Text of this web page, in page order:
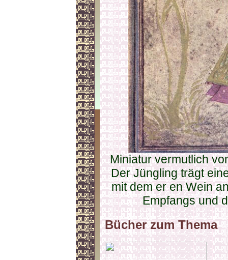
Miniatur vermutlich
Der Jüngling trägt
mit dem er en Wein
Empfangs und
Bücher zum Thema